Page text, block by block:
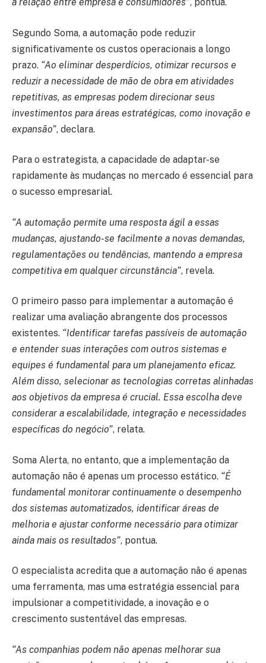
Segundo Soma, a automação pode reduzir
significativamente os custos operacionais a longo
prazo. “Ao eliminar desperdícios, otimizar recursos e
reduzir a necessidade de mão de obra em atividades
repetitivas, as empresas podem direcionar seus
investimentos para áreas estratégicas, como inovação e
expansão”, declara.
Para o estrategista, a capacidade de adaptar-se
rapidamente às mudanças no mercado é essencial para
o sucesso empresarial.
“A automação permite uma resposta ágil a essas
mudanças, ajustando-se facilmente a novas demandas,
regulamentações ou tendências, mantendo a empresa
competitiva em qualquer circunstância”, revela.
O primeiro passo para implementar a automação é
realizar uma avaliação abrangente dos processos
existentes. “Identificar tarefas passíveis de automação
e entender suas interações com outros sistemas e
equipes é fundamental para um planejamento eficaz.
Além disso, selecionar as tecnologias corretas alinhadas
aos objetivos da empresa é crucial. Essa escolha deve
considerar a escalabilidade, integração e necessidades
específicas do negócio”, relata.
Soma Alerta, no entanto, que a implementação da
automação não é apenas um processo estático. “É
fundamental monitorar continuamente o desempenho
dos sistemas automatizados, identificar áreas de
melhoria e ajustar conforme necessário para otimizar
ainda mais os resultados”, pontua.
O especialista acredita que a automação não é apenas
uma ferramenta, mas uma estratégia essencial para
impulsionar a competitividade, a inovação e o
crescimento sustentável das empresas.
“As companhias podem não apenas melhorar sua